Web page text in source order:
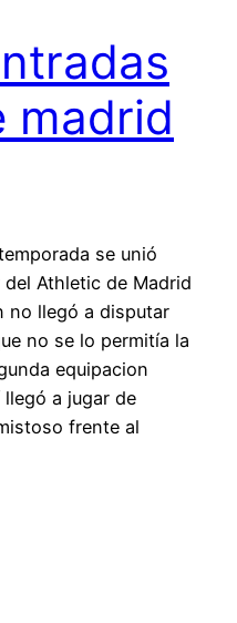
madrid
se unió
Athletic de Madrid
no llegó a disputar
no se lo permitía la
equipacion
a jugar de
frente al